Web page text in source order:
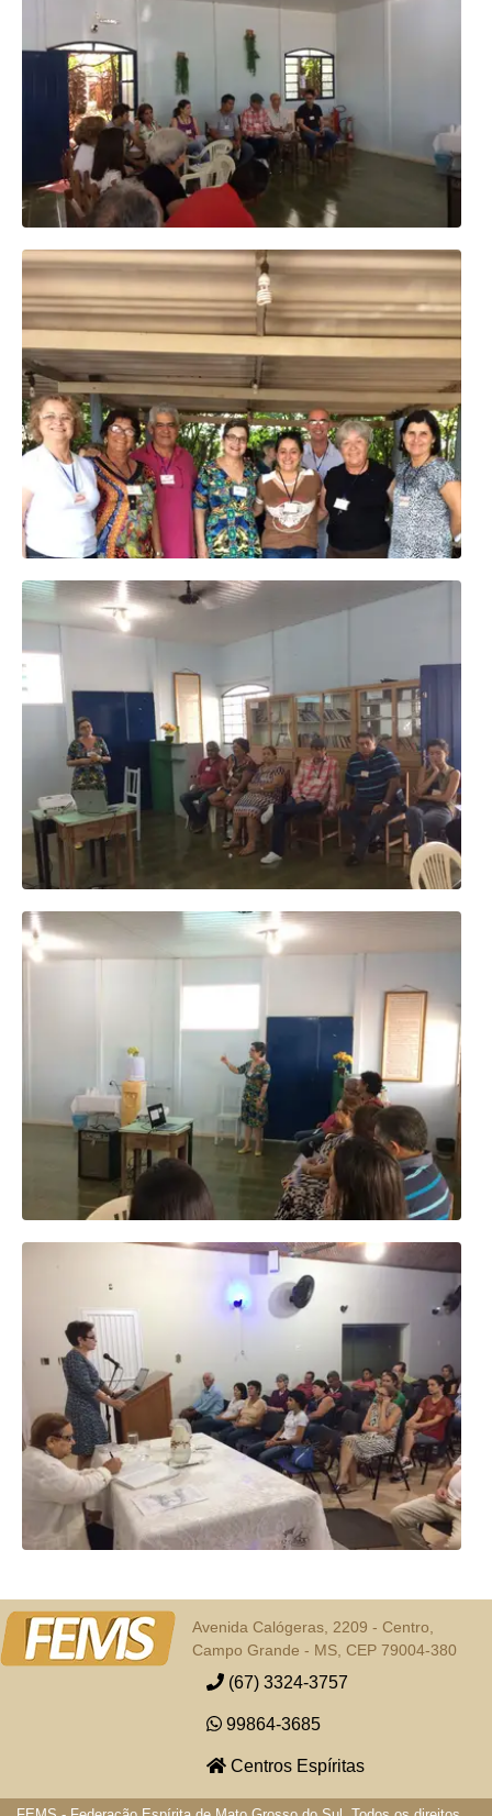
Avenida Calógeras, 2209 - Centro,
Campo Grande - MS, CEP 79004-380
(67) 3324-3757
99864-3685
Centros Espíritas